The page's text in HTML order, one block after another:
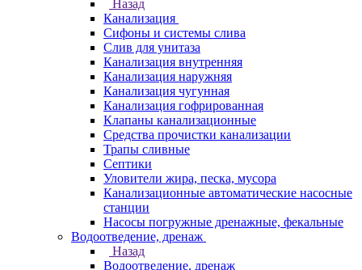
Назад
Канализация
Сифоны и системы слива
Слив для унитаза
Канализация внутренняя
Канализация наружняя
Канализация чугунная
Канализация гофрированная
Клапаны канализационные
Средства прочистки канализации
Трапы сливные
Септики
Уловители жира, песка, мусора
Канализационные автоматические насосные
станции
Насосы погружные дренажные, фекальные
Водоотведение, дренаж
Назад
Водоотведение, дренаж